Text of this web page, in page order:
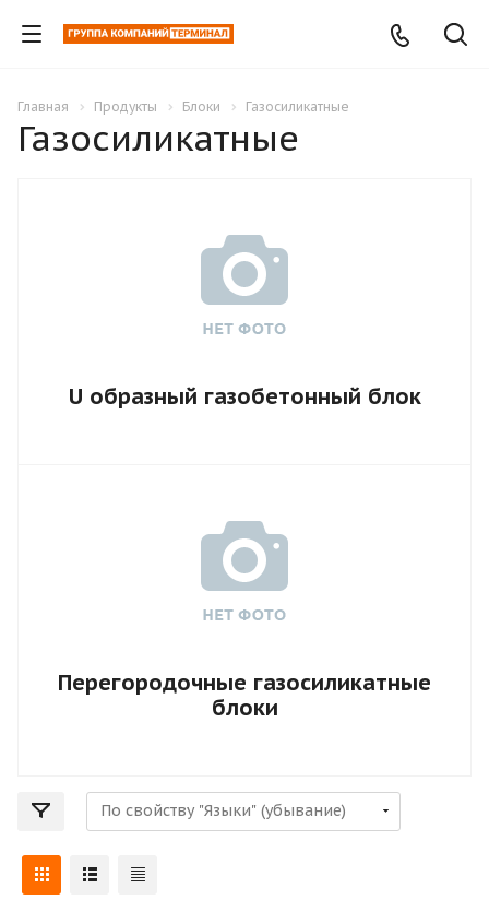
Главная Продукты Блоки Газосиликатные
Газосиликатные
U образный газобетонный блок
Перегородочные газосиликатные
блоки